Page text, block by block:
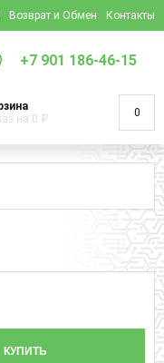
Возврат и Обмен Контакты
+7 901 186-46-15
на 0 ₽ 0
КУПИТЬ